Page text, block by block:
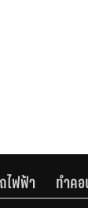
ไฟฟ้า ทำคอ